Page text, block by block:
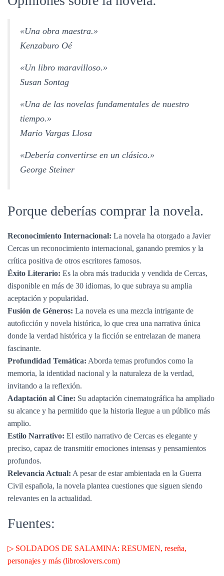
«Una obra maestra.»
Kenzaburo Oé
«Un libro maravilloso.»
Susan Sontag
«Una de las novelas fundamentales de nuestro
tiempo.»
Mario Vargas Llosa
«Debería convertirse en un clásico.»
George Steiner
Porque deberías comprar la novela.
Reconocimiento Internacional: La novela ha otorgado a Javier
Cercas un reconocimiento internacional, ganando premios y la
crítica positiva de otros escritores famosos.
Éxito Literario: Es la obra más traducida y vendida de Cercas,
disponible en más de 30 idiomas, lo que subraya su amplia
aceptación y popularidad.
Fusión de Géneros: La novela es una mezcla intrigante de
autoficción y novela histórica, lo que crea una narrativa única
donde la verdad histórica y la ficción se entrelazan de manera
fascinante.
Profundidad Temática: Aborda temas profundos como la
memoria, la identidad nacional y la naturaleza de la verdad,
invitando a la reflexión.
Adaptación al Cine: Su adaptación cinematográfica ha ampliado
su alcance y ha permitido que la historia llegue a un público más
amplio.
Estilo Narrativo: El estilo narrativo de Cercas es elegante y
preciso, capaz de transmitir emociones intensas y pensamientos
profundos.
Relevancia Actual: A pesar de estar ambientada en la Guerra
Civil española, la novela plantea cuestiones que siguen siendo
relevantes en la actualidad.
Fuentes:
▷ SOLDADOS DE SALAMINA: RESUMEN, reseña,
personajes y más (libroslovers.com)